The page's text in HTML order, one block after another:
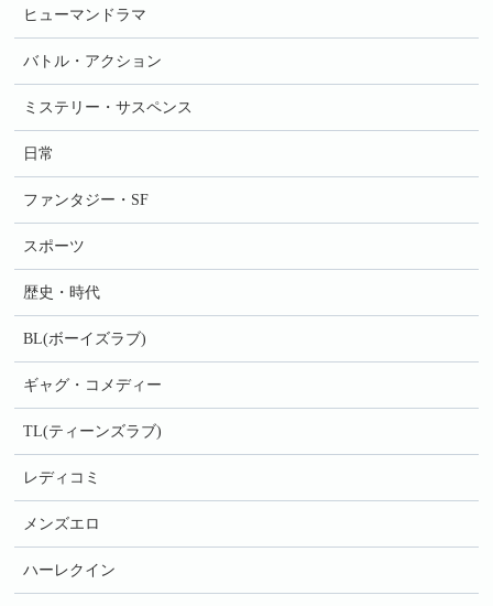
ヒューマンドラマ
バトル・アクション
ミステリー・サスペンス
日常
ファンタジー・SF
スポーツ
歴史・時代
BL(ボーイズラブ)
ギャグ・コメディー
TL(ティーンズラブ)
レディコミ
メンズエロ
ハーレクイン